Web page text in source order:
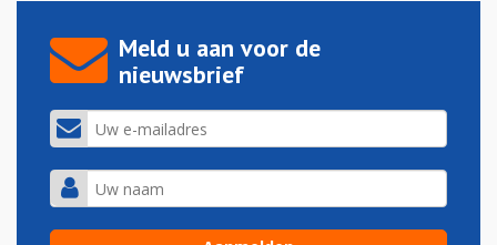
Meld u aan voor de
nieuwsbrief